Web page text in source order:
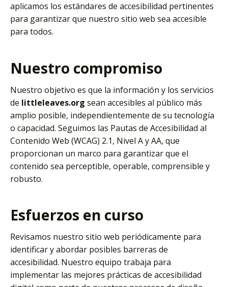
aplicamos los estándares de accesibilidad pertinentes
para garantizar que nuestro sitio web sea accesible
para todos.
Nuestro compromiso
Nuestro objetivo es que la información y los servicios
de littleleaves.org sean accesibles al público más
amplio posible, independientemente de su tecnología
o capacidad. Seguimos las Pautas de Accesibilidad al
Contenido Web (WCAG) 2.1, Nivel A y AA, que
proporcionan un marco para garantizar que el
contenido sea perceptible, operable, comprensible y
robusto.
Esfuerzos en curso
Revisamos nuestro sitio web periódicamente para
identificar y abordar posibles barreras de
accesibilidad. Nuestro equipo trabaja para
implementar las mejores prácticas de accesibilidad